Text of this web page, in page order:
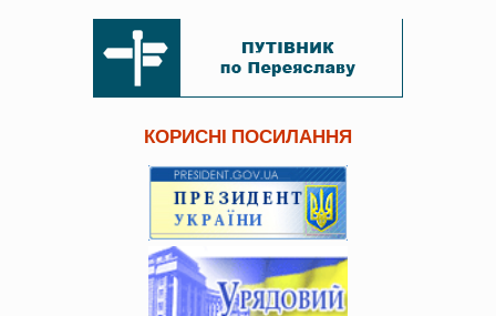
КОРИСНІ ПОСИЛАННЯ